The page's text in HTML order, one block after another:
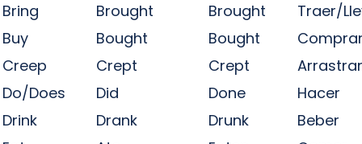
Bring
Brought Brought
Traer/
Buy
Bought Bought
Creep
Crept Crept
Do/Does
Did Done
Hacer
Drink
Drank Drunk
Beber